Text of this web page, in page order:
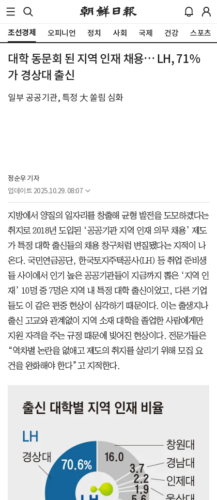
조선경제 오피니언 정치 사회 국제 건강 스포츠
대학 동문회 된 지역 인재 채용… LH, 71%
가 경상대 출신
일부 공공기관, 특정 大 쏠림 심화
정순우 기자
업데이트 2025.10.29. 08:07
지방에서 양질의 일자리를 창출해 균형 발전을 도모하겠다는
취지로 2018년 도입된 ‘공공기관 지역 인재 의무 채용’ 제도
가 특정 대학 출신들의 채용 창구처럼 변질됐다는 지적이 나
온다. 국민연금공단, 한국토지주택공사(LH) 등 취업 준비생
들 사이에서 인기 높은 공공기관들이 지금까지 뽑은 ‘지역 인
재’ 10명 중 7명은 지역 내 특정 대학 출신이었고, 다른 기업
들도 이 같은 편중 현상이 심각하기 때문이다. 이는 출생지나
출신 고교와 관계없이 지역 소재 대학을 졸업한 사람에게만
지원 자격을 주는 규정 때문에 빚어진 현상이다. 전문가들은
“역차별 논란을 없애고 제도의 취지를 살리기 위해 모집 요
건을 완화해야 한다”고 지적한다.